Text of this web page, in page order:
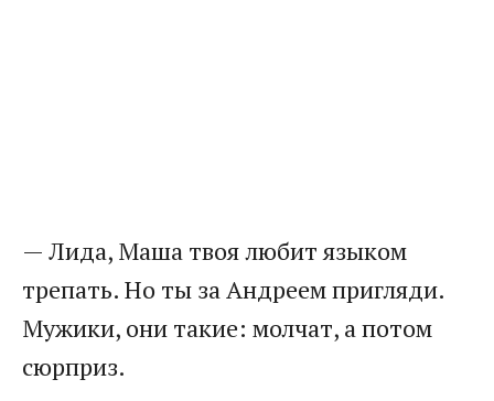
— Лида, Маша твоя любит языком
трепать. Но ты за Андреем пригляди.
Мужики, они такие: молчат, а потом
сюрприз.